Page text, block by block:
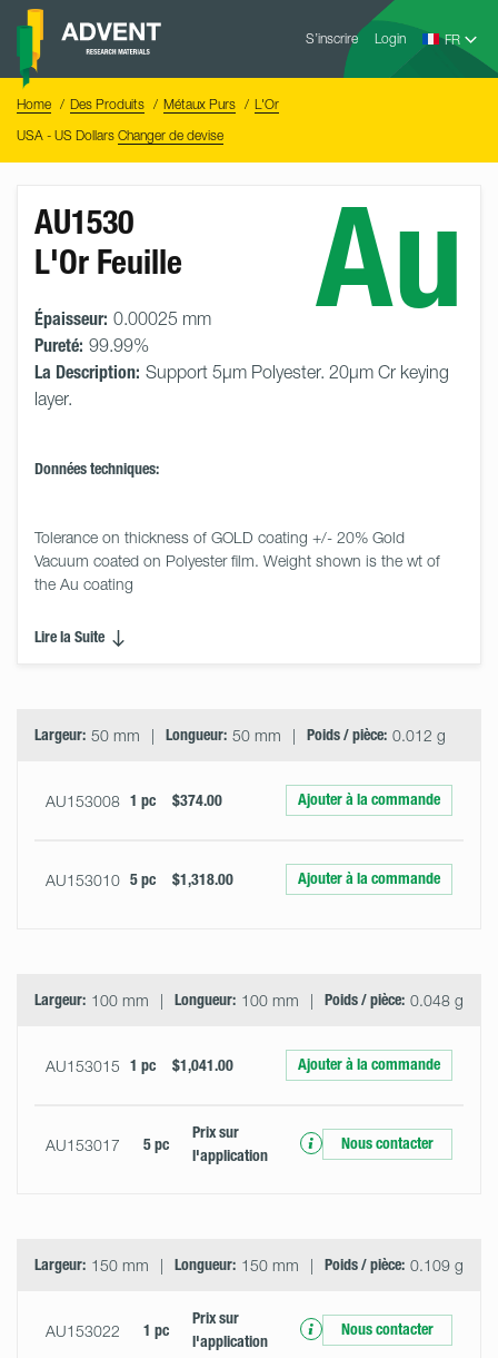
Skip
content
S’inscrire Login
Advent
Home Des Produits Métaux Purs
L'Or
USA - US Dollars Changer de devise
Au
AU1530
L'Or Feuille
Épaisseur: 0.00025 mm
Pureté: 99.99%
La Description: Support 5µm Polyester. 20µm Cr keying
layer.
Données techniques:
Tolerance on thickness of GOLD coating +/- 20% Gold
Vacuum coated on Polyester film. Weight shown is the wt of
the Au coating
Lire la Suite
Largeur: 50 mm Longueur: 50 mm Poids / pièce: 0.012 g
AU153008 1 pc $374.00 Ajouter à la commande
AU153010 5 pc $1,318.00 Ajouter à la commande
Largeur: 100 mm Longueur: 100 mm Poids / pièce: 0.048 g
AU153015 1 pc $1,041.00 Ajouter à la commande
AU153017 5 pc
Prix ​​sur
l'application
Nous contacter
Largeur: 150 mm Longueur: 150 mm Poids / pièce: 0.109 g
AU153022 1 pc
Prix ​​sur
l'application
Nous contacter